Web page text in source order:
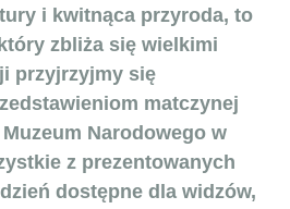
i kwitnąca przyroda, to
zbliża się wielkimi
przyjrzyjmy się
matczynej
Narodowego w
z prezentowanych
dostępne dla widzów,